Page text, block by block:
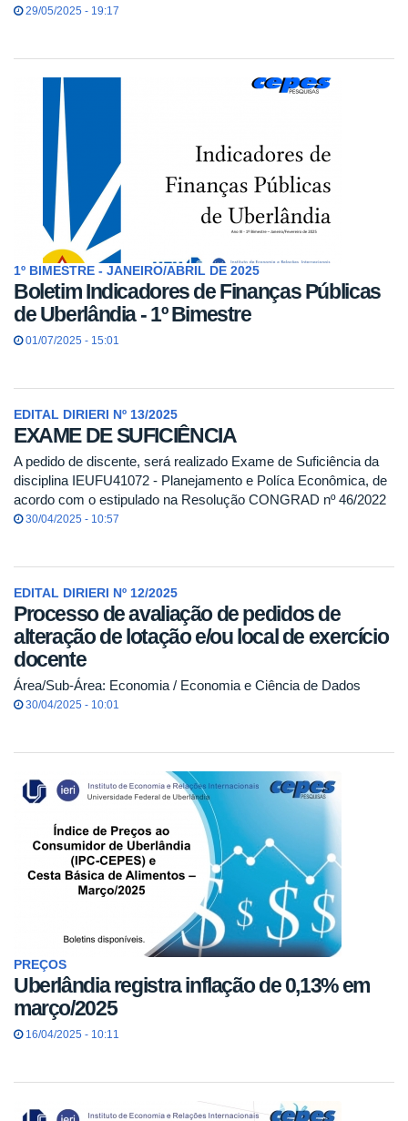
29/05/2025 - 19:17
1º BIMESTRE - JANEIRO/ABRIL DE 2025
Boletim Indicadores de Finanças Públicas
de Uberlândia - 1º Bimestre
01/07/2025 - 15:01
EDITAL DIRIERI Nº 13/2025
EXAME DE SUFICIÊNCIA
A pedido de discente, será realizado Exame de Suficiência da
disciplina IEUFU41072 - Planejamento e Políca Econômica, de
acordo com o estipulado na Resolução CONGRAD nº 46/2022
30/04/2025 - 10:57
EDITAL DIRIERI Nº 12/2025
Processo de avaliação de pedidos de
alteração de lotação e/ou local de exercício
docente
Área/Sub-Área: Economia / Economia e Ciência de Dados
30/04/2025 - 10:01
PREÇOS
Uberlândia registra inflação de 0,13% em
março/2025
16/04/2025 - 10:11